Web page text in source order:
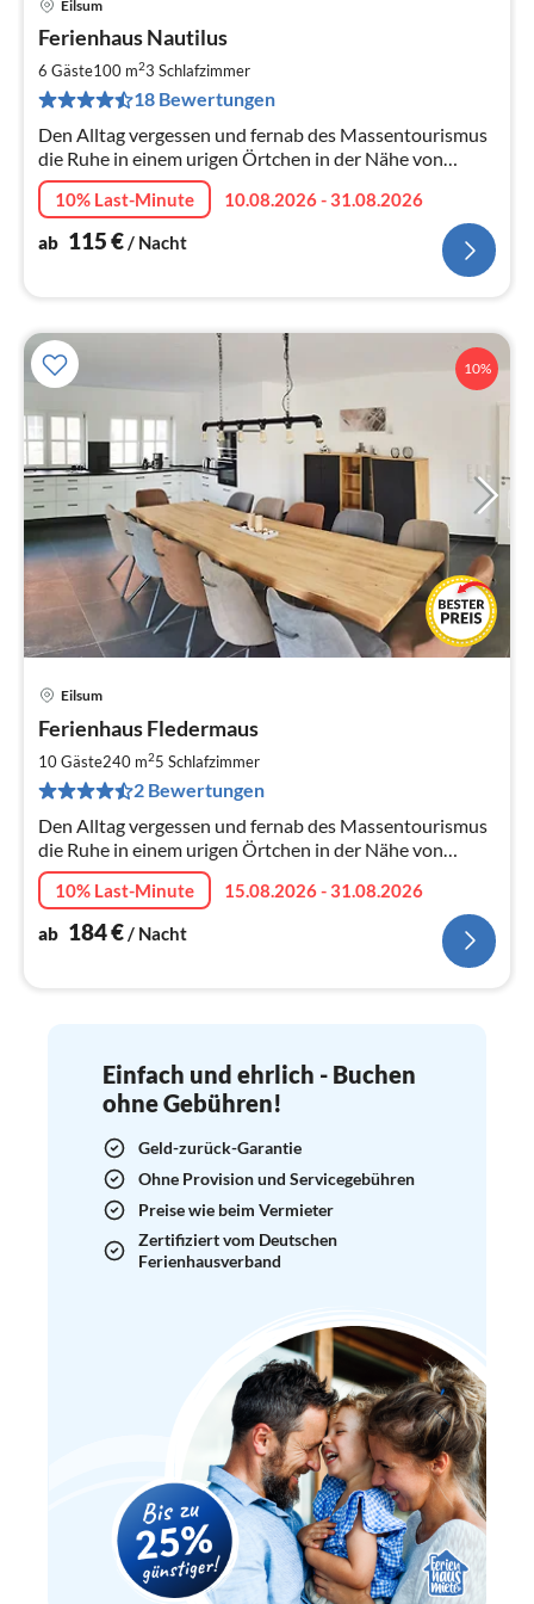
Eilsum
Ferienhaus Nautilus
6 Gäste100 m23 Schlafzimmer
18 Bewertungen
Den Alltag vergessen und fernab des Massentourismus
die Ruhe in einem urigen Örtchen in der Nähe von
Greetsiel genießen.
10% Last-Minute
10.08.2026 - 31.08.2026
ab 115€/ Nacht
10%
Eilsum
Ferienhaus Fledermaus
10 Gäste240 m25 Schlafzimmer
2 Bewertungen
Den Alltag vergessen und fernab des Massentourismus
die Ruhe in einem urigen Örtchen in der Nähe von
Greetsiel genießen.
10% Last-Minute
15.08.2026 - 31.08.2026
ab 184€/ Nacht
Einfach und ehrlich - Buchen
ohne Gebühren!
Geld-zurück-Garantie
Ohne Provision und Servicegebühren
Preise wie beim Vermieter
Zertifiziert vom Deutschen
Ferienhausverband